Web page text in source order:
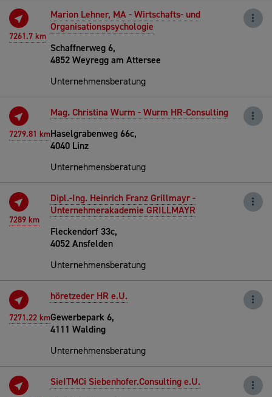
7261.7 km
Marion Lehner, MA - Wirtschafts- und
Organisationspsychologie
Schaffnerweg 6,
4852 Weyregg am Attersee
Unternehmensberatung
7279.81 km
Mag. Christina Wurm - Wurm HR-Consulting
Haselgrabenweg 66c,
4040 Linz
Unternehmensberatung
7289 km
Dipl.-Ing. Heinrich Franz Grillmayr -
Unternehmerakademie GRILLMAYR
Fleckendorf 33c,
4052 Ansfelden
Unternehmensberatung
7271.22 km
höretzeder HR e.U.
Gewerbepark 6,
4111 Walding
Unternehmensberatung
SieITMCi Siebenhofer.Consulting e.U.